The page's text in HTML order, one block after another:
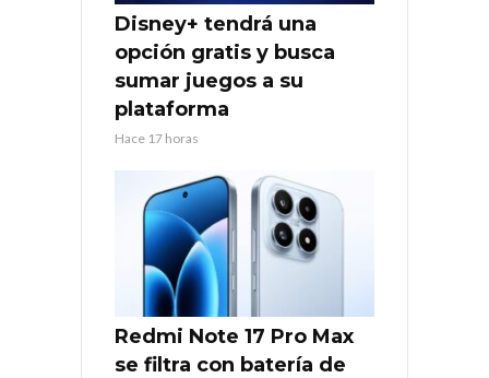
Disney+ tendrá una
opción gratis y busca
sumar juegos a su
plataforma
Hace 17 horas
Redmi Note 17 Pro Max
se filtra con batería de